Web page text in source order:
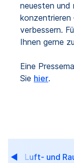
neuesten und
konzentrieren
verbessern.
Ihnen gerne
Eine
Sie hier.
Luft- und